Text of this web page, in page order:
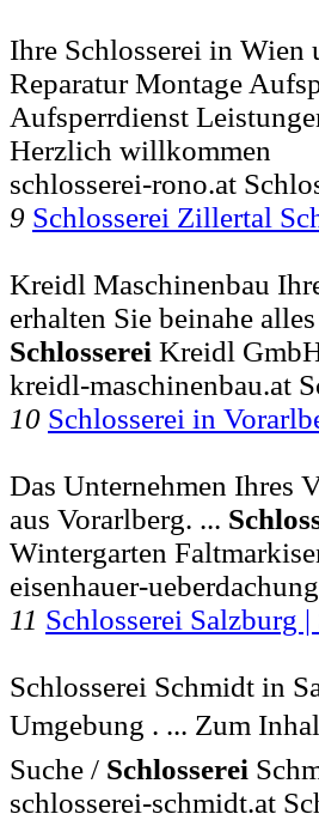
Ihre Schlosserei in Wien
Reparatur Montage
Aufsperrdienst
Herzlich willkommen
schlosserei-rono.at
9 Schlosserei Zillertal
Kreidl Maschinenbau
erhalten Sie beinahe
Schlosserei Kreidl
kreidl-maschinenbau.at
10 Schlosserei in
Das Unternehmen Ihres
aus Vorarlberg. ...
Wintergarten
eisenhauer-
11 Schlosserei Salzburg |
Schlosserei Schmidt in
Umgebung . ... Zum
Suche / Schlosserei
schlosserei-schmidt.at